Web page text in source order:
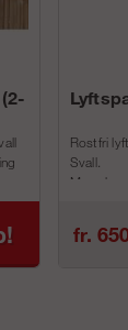
Rostfri
Svall.
Man
fr.